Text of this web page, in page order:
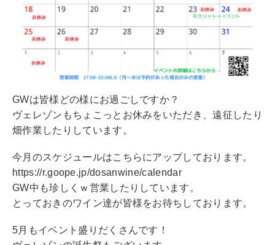
GWは皆様どの様にお過ごしですか？
ヴェレゾンもちょこっとお休みをいただき、遠征したり
畑作業したりしています。
今月のスケジュールはこちらにアップしております。
https://r.goope.jp/dosanwine/calendar
GW中も珍しくｗ営業したりしています。
とっておきのワイン達が皆様をお待ちしております。
5月もイベント盛りだくさんです！